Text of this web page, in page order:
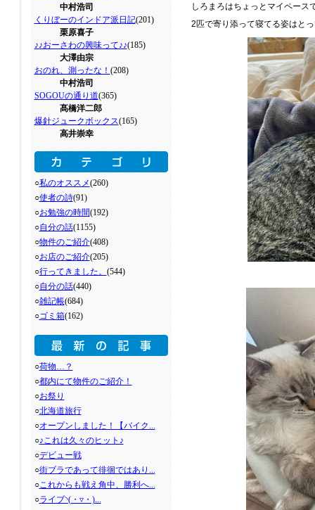
中村浩司
くりぼーのインドア派日記(201)
栗原喜子
♪♪おーさわの興味って♪♪(185)
大澤由宗
おのれ、測ったな！ (208)
中村浩司
SOGOUの通り道(365)
髙橋洋二郎
爆針ジュークボックス(165)
高井崇幸
○私のオススメ(260)
○使者の詩(91)
○お勉強の時間(192)
○自分の話(1155)
○物件のご紹介(408)
○お店のご紹介(205)
○行ってきました。 (544)
○自分の話(440)
○雑記帳(684)
○ゴミ箱(162)
○荷物…？
○都内にて物件のご紹介！
○お祭り
○北海道旅行
○オープンしました！【バイク...
○♪これは久々のヒット♪
○デビュー戦
○街ブラであって徘徊ではあり...
○これからも戦え角中、勝利へ...
○ライブ◝(・▿・)...
しろまろはちょっとマイペース
2 匹で寄り添って寝てる姿はと